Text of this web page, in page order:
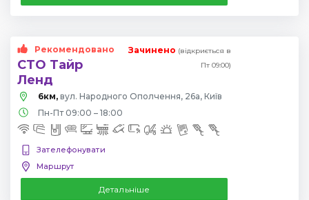
Рекомендовано
СТО Тайр
Ленд
Зачинено (відкриється в
Пт 09:00)
6км, вул. Народного Ополчення, 26а, Київ
Пн-Пт 09:00 – 18:00
Зателефонувати
Маршрут
Детальніше